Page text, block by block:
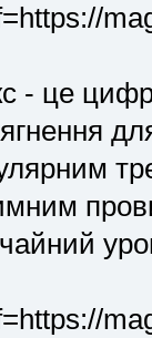
- це